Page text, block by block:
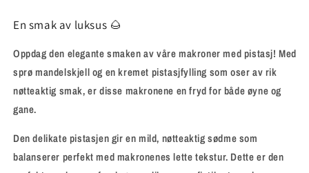
En smak av luksus 🌰
Oppdag den elegante smaken av våre makroner med pistasj! Med
sprø mandelskjell og en kremet pistasjfylling som oser av rik
nøtteaktig smak, er disse makronene en fryd for både øyne og
gane.
Den delikate pistasjen gir en mild, nøtteaktig sødme som
balanserer perfekt med makronenes lette tekstur. Dette er den